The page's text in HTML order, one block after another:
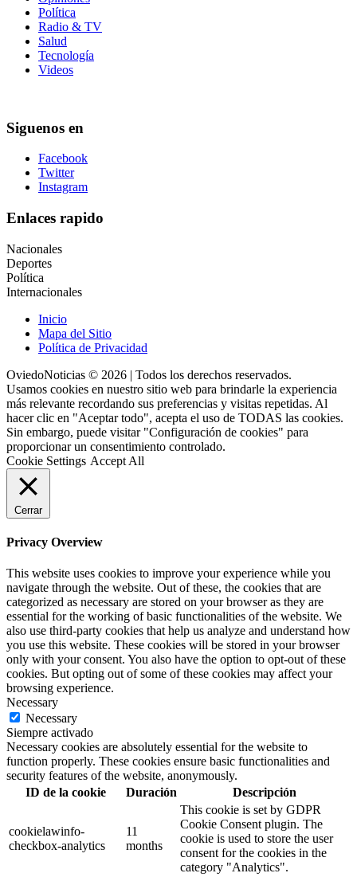
Política
Radio & TV
Salud
Tecnología
Videos
Siguenos en
Facebook
Twitter
Instagram
Enlaces rapido
Nacionales
Deportes
Política
Internacionales
Inicio
Mapa del Sitio
Política de Privacidad
OviedoNoticias © 2026 | Todos los derechos reservados.
Usamos cookies en nuestro sitio web para brindarle la experiencia
más relevante recordando sus preferencias y visitas repetidas. Al
hacer clic en "Aceptar todo", acepta el uso de TODAS las cookies.
Sin embargo, puede visitar "Configuración de cookies" para
proporcionar un consentimiento controlado.
Cookie Settings Accept All
Cerrar
Privacy Overview
This website uses cookies to improve your experience while you
navigate through the website. Out of these, the cookies that are
categorized as necessary are stored on your browser as they are
essential for the working of basic functionalities of the website. We
also use third-party cookies that help us analyze and understand how
you use this website. These cookies will be stored in your browser
only with your consent. You also have the option to opt-out of these
cookies. But opting out of some of these cookies may affect your
browsing experience.
Necessary
Necessary
Siempre activado
Necessary cookies are absolutely essential for the website to
function properly. These cookies ensure basic functionalities and
security features of the website, anonymously.
ID de la cookie
Duración Descripción
cookielawinfo-
checkbox-analytics
11
months
This cookie is set by GDPR
Cookie Consent plugin. The
cookie is used to store the user
consent for the cookies in the
category "Analytics".